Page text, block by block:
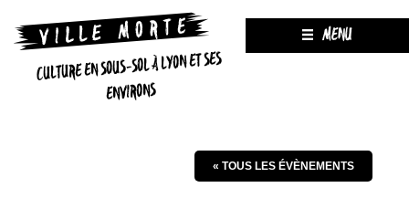
CULTURE EN SOUS-SOL À LYON ET SES
ENVIRONS
MENU
« TOUS LES ÉVÈNEMENTS